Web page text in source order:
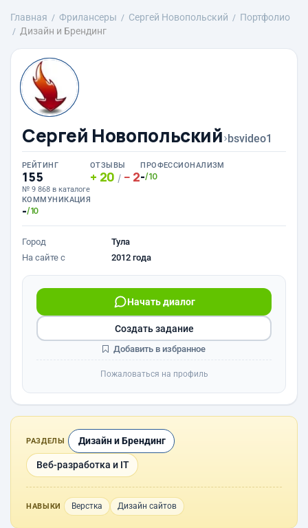
Главная Фрилансеры Сергей Новопольский
Портфолио
Дизайн и Брендинг
Сергей Новопольский›bsvideo1
РЕЙТИНГ
155
№ 9 868 в каталоге
ОТЗЫВЫ
20 / 2
ПРОФЕССИОНАЛИЗМ
-/10
КОММУНИКАЦИЯ
-/10
Город
Тула
На сайте с
2012 года
Начать диалог
Создать задание
Добавить в избранное
Пожаловаться на профиль
РАЗДЕЛЫ Дизайн и Брендинг
Веб-разработка и IT
НАВЫКИ Верстка Дизайн сайтов